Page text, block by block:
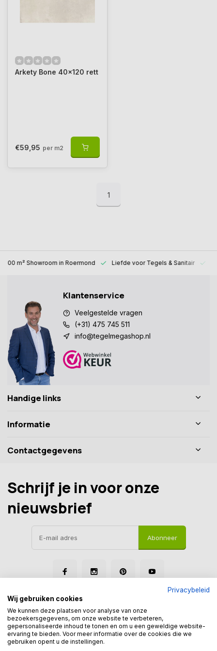
Arkety Bone 40x120 rett
€59,95 per m2
1
1000 m² Showroom in Roermond Liefde voorTegels & Sanitair
Klantenservice
Veelgestelde vragen
(+31) 475 745 511
info@tegelmegashop.nl
Handige links
Informatie
Contactgegevens
Schrijf je in voor onze
nieuwsbrief
Abonneer
Disclaimer Privacy Policy
© Tegelmegashop
Privacybeleid
Wij gebruiken cookies
We kunnen deze plaatsen voor analyse van onze
bezoekersgegevens, om onze website te verbeteren,
gepersonaliseerde inhoud te tonen en om u een geweldige website-
ervaring te bieden. Voor meer informatie over de cookies die we
gebruiken opent u de instellingen.